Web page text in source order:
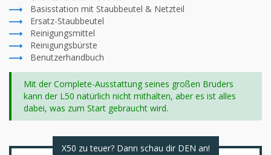
Basisstation mit Staubbeutel & Netzteil
Ersatz-Staubbeutel
Reinigungsmittel
Reinigungsbürste
Benutzerhandbuch
Mit der Complete-Ausstattung seines großen Bruders
kann der L50 natürlich nicht mithalten, aber es ist alles
dabei, was zum Start gebraucht wird.
X50 zu teuer? Dann schau dir DEN an!